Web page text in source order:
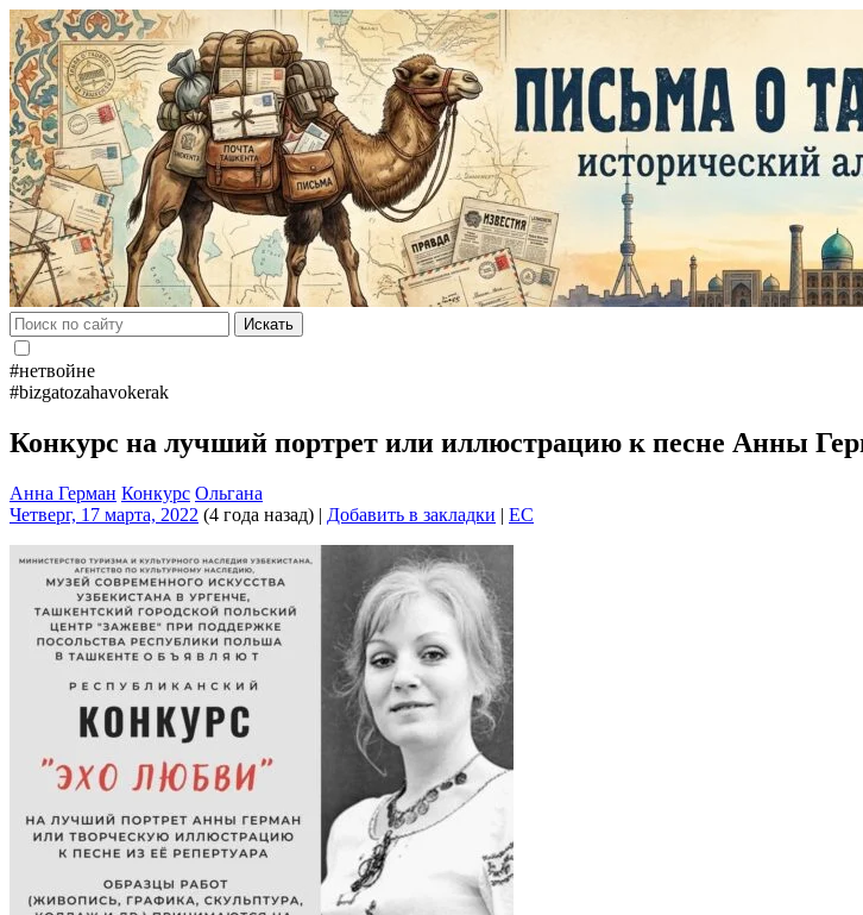
Искать
#нетвойне
#bizgatozahavokerak
Конкурс на лучший портрет или иллюстрацию к песне Анны
Анна Герман Конкурс Ольгана
Четверг, 17 марта, 2022 (4 года назад) | Добавить в закладки | EC